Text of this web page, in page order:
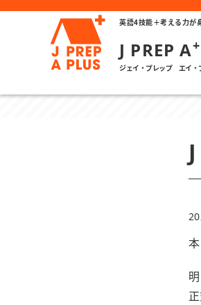
英語4技能＋考える力が
J PREP A+
ジェイ・プレップ エイ・